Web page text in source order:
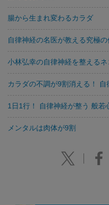
腸から生まれ変わるカラダ
自律神経の名医が教える究極
小林弘幸の自律神経を整える
カラダの不調が9割消える！
1日1行！ 自律神経が整う 般若
メンタルは肉体が9割